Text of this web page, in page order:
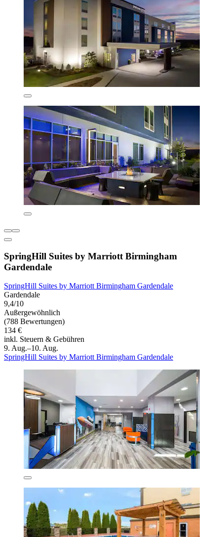
SpringHill Suites by Marriott Birmingham
Gardendale
SpringHill Suites by Marriott Birmingham Gardendale
Gardendale
9,4/10
Außergewöhnlich
(788 Bewertungen)
134 €
inkl. Steuern & Gebühren
9. Aug.–10. Aug.
SpringHill Suites by Marriott Birmingham Gardendale